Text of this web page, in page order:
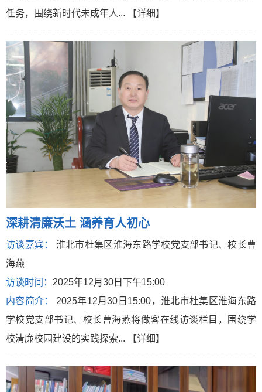
任务，围绕新时代未成年人...
【详细】
深耕清廉沃土 涵养育人初心
访谈嘉宾：
淮北市杜集区淮海东路学校党支部书记、校长曹
海燕
访谈时间： 2025年12月30日下午15:00
内容简介：
2025年12月30日15:00，淮北市杜集区淮海东路
学校党支部书记、校长曹海燕将做客在线访谈栏目，围绕学
校清廉校园建设的实践探索...
【详细】